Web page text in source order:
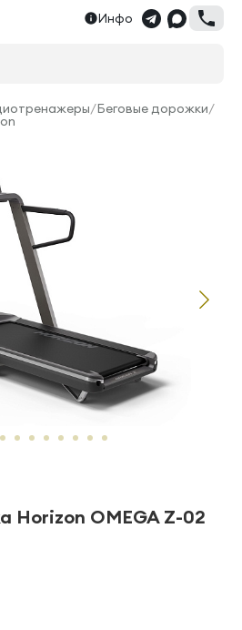
Инфо
/Беговые дорожки/
Horizon OMEGA Z-02